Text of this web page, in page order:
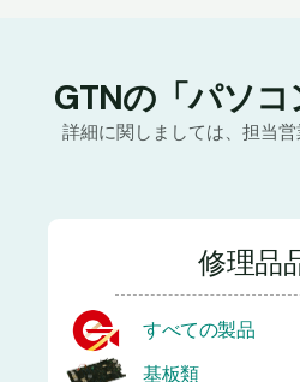
GTNの「パソ
詳細に関しましては、担当営
修理品
すべての製品
基板類